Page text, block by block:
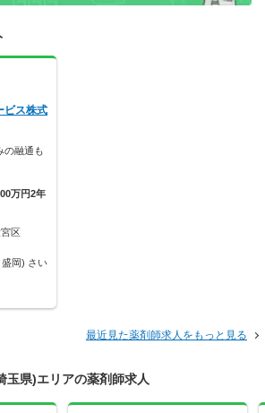
ビス株式
の融通も
万円2年
区
盛岡) さい
最近見た薬剤師求人をもっと見る
玉県)エリアの薬剤師求人